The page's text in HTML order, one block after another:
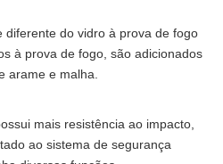
diferente do vidro à prova de fogo
à prova de fogo, são adicionados
arame e malha.
mais resistência ao impacto,
ao sistema de segurança